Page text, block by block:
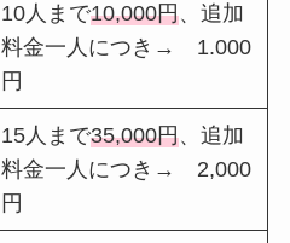
10人まで10,000円、追加
料金一人につき→ 1.000
円
15人まで35,000円、追加
料金一人につき→ 2,000
円